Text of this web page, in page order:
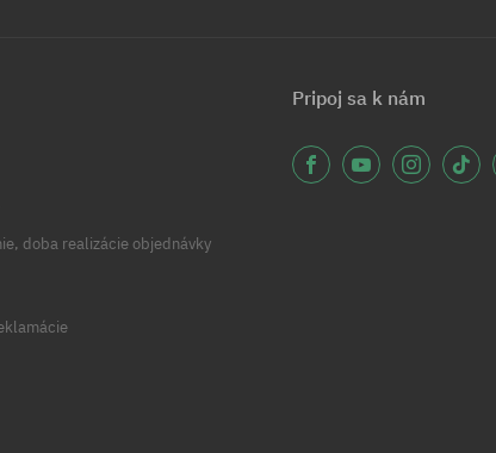
doba realizácie objednávky
Pripoj sa k nám